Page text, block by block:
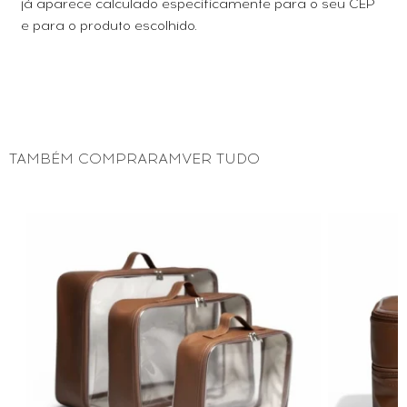
já aparece calculado especificamente para o seu CEP
e para o produto escolhido.
TAMBÉM COMPRARAMVER TUDO